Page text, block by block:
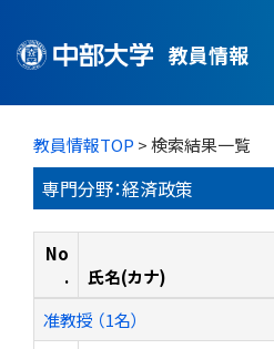
教員情報
教員情報TOP > 検索結果一覧
専門分野：経済政策
No
.
氏名(カナ)
准教授 （1名）